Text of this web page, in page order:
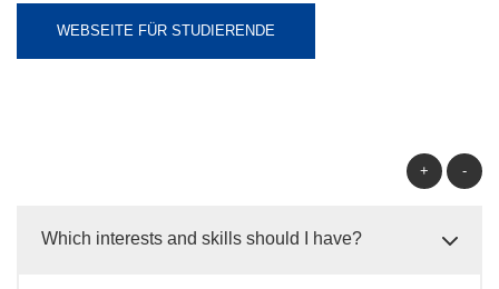
WEBSEITE FÜR STUDIERENDE
+ -
Which interests and skills should I have?